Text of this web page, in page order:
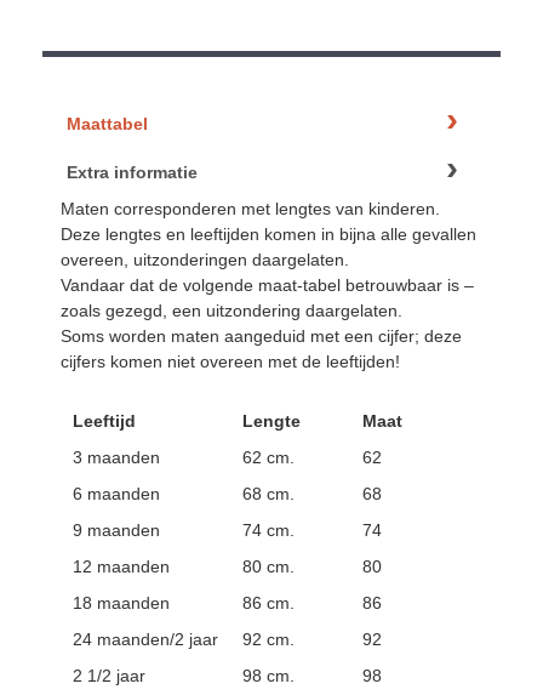
Maattabel
Extra informatie
Maten corresponderen met lengtes van kinderen.
Deze lengtes en leeftijden komen in bijna alle gevallen
overeen, uitzonderingen daargelaten.
Vandaar dat de volgende maat-tabel betrouwbaar is –
zoals gezegd, een uitzondering daargelaten.
Soms worden maten aangeduid met een cijfer; deze
cijfers komen niet overeen met de leeftijden!
Leeftijd Lengte
Maat
3 maanden
62 cm.
62
6 maanden
68 cm.
68
9 maanden
74 cm.
74
12 maanden
80 cm.
80
18 maanden
86 cm.
86
24 maanden/2 jaar
92 cm.
92
2 1/2 jaar
98 cm.
98